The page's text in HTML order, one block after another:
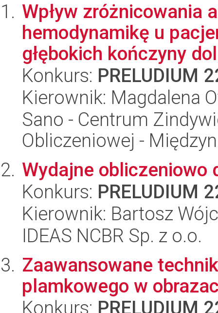
Wpływ zróżnicowania
hemodynamikę u
głębokich kończyny
Konkurs: PRELUDIUM
Kierownik: Magdalena
Sano - Centrum
Obliczeniowej -
Wydajne obliczeniowo
Konkurs: PRELUDIUM
Kierownik: Bartosz
IDEAS NCBR Sp. z o.o.
Zaawansowane
plamkowego w
Konkurs: PRELUDIUM